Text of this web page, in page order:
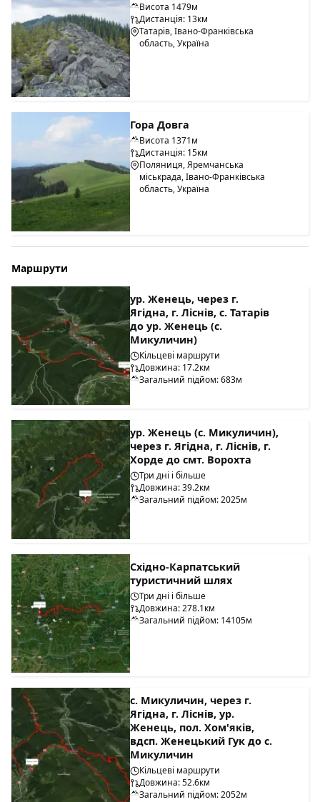
Висота 1479м
Дистанція: 13км
Татарів, Івано-Франківська
область, Україна
Гора Довга
Висота 1371м
Дистанція: 15км
Поляниця, Яремчанська
міськрада, Івано-Франківська
область, Україна
Маршрути
ур. Женець, через г.
Ягідна, г. Ліснів, с. Татарів
до ур. Женець (с.
Микуличин)
Кільцеві маршрути
Довжина: 17.2км
Загальний підйом: 683м
ур. Женець (с. Микуличин),
через г. Ягідна, г. Ліснів, г.
Хорде до смт. Ворохта
Три дні і більше
Довжина: 39.2км
Загальний підйом: 2025м
Східно-Карпатський
туристичний шлях
Три дні і більше
Довжина: 278.1км
Загальний підйом: 14105м
с. Микуличин, через г.
Ягідна, г. Ліснів, ур.
Женець, пол. Хом'яків,
вдсп. Женецький Гук до с.
Микуличин
Кільцеві маршрути
Довжина: 52.6км
Загальний підйом: 2052м